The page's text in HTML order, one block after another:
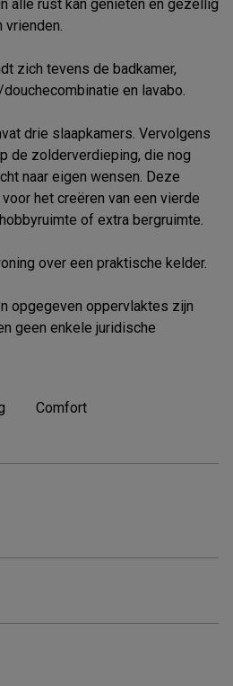
alle rust kan genieten en gezellig
vrienden.
zich tevens de badkamer,
en lavabo.
drie slaapkamers. Vervolgens
de zolderverdieping, die nog
naar eigen wensen. Deze
het creëren van een vierde
of extra bergruimte.
over een praktische kelder.
opgegeven oppervlaktes zijn
geen enkele juridische
Comfort